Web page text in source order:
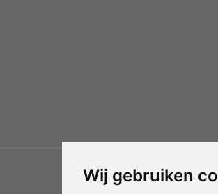
Wij gebruiken
Gebruik van deze site betekent